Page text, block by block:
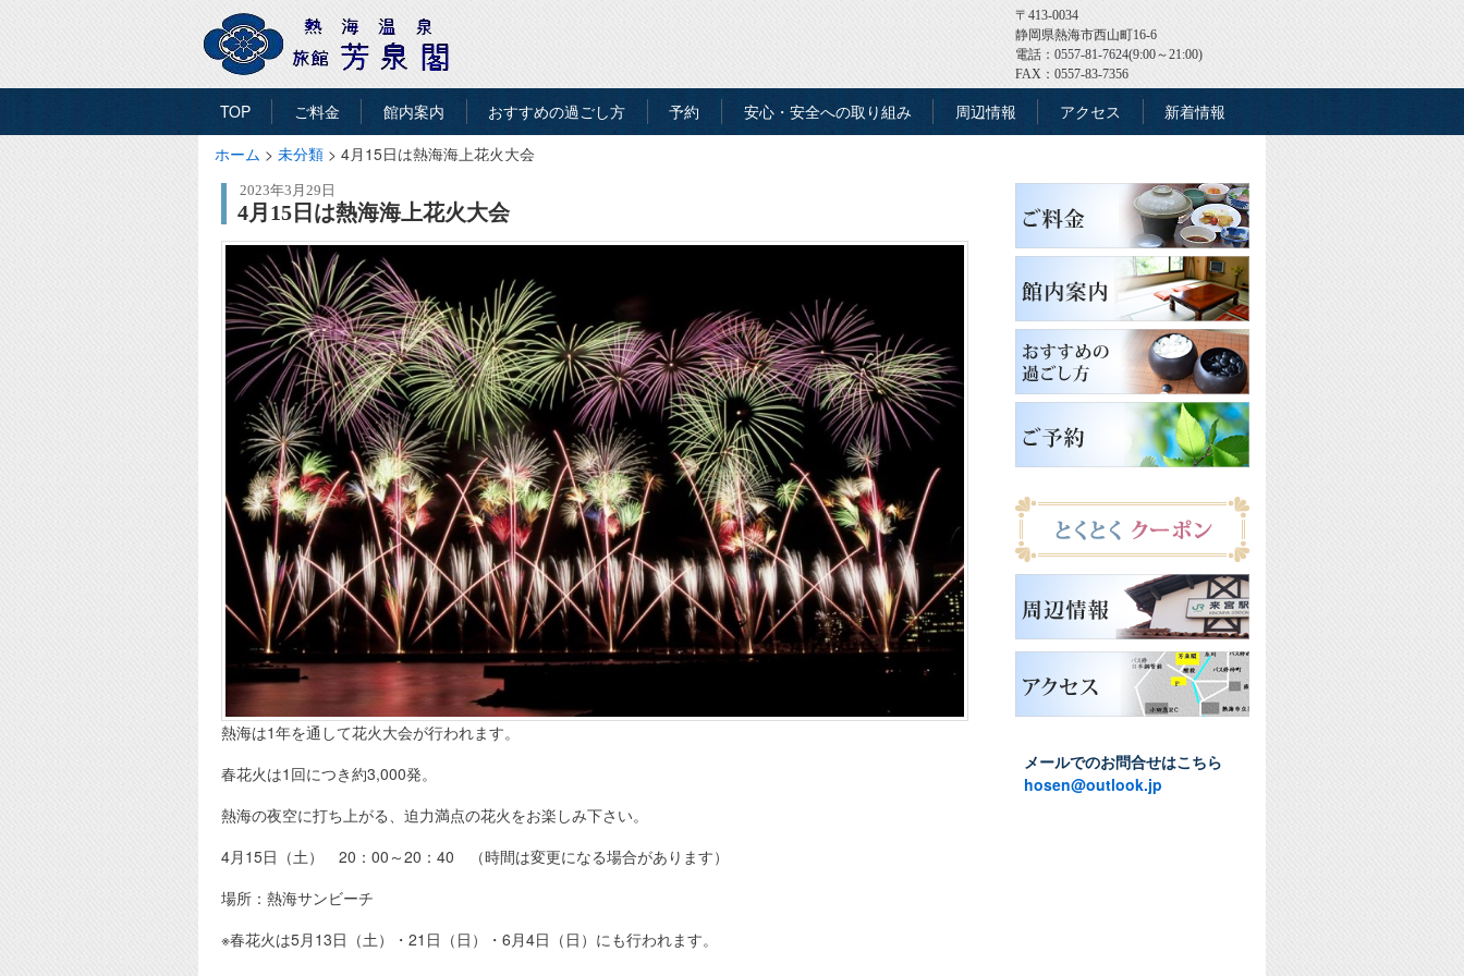
〒413-0034
静岡県熱海市西山町16-6
電話： 0557-81-7624(9:00～21:00)
FAX：0557-83-7356
TOP ご料金 館内案内 おすすめの過ごし方 予約 安心・安全への取り組み 周辺情報 アクセス
新着情報
ホーム > 未分類 > 4月15日は熱海海上花火大会
2023年3月29日
4月15日は熱海海上花火大会
熱海は1年を通して花火大会が行われます。
春花火は1回につき約3,000発。
熱海の夜空に打ち上がる、迫力満点の花火をお楽しみ下さい。
4月15日（土） 20：00～20：40 （時間は変更になる場合があります）
場所：熱海サンビーチ
※春花火は5月13日（土）・21日（日）・6月4日（日）にも行われます。
メールでのお問合せはこちら
hosen@outlook.jp